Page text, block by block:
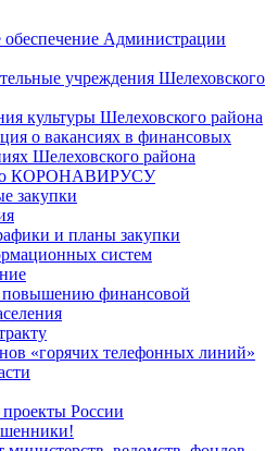
обеспечение Администрации
учреждения Шелеховского
культуры Шелеховского района
о вакансиях в финансовых
Шелеховского района
КОРОНАВИРУСУ
закупки
и планы закупки
систем
повышению финансовой
«горячих телефонных линий»
России